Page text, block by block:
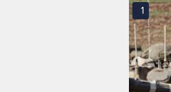
1